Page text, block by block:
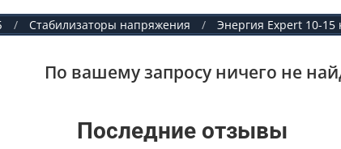
Стабилизаторы напряжения Энергия Expert 10-
По вашему запросу ничего не
Последние отзывы